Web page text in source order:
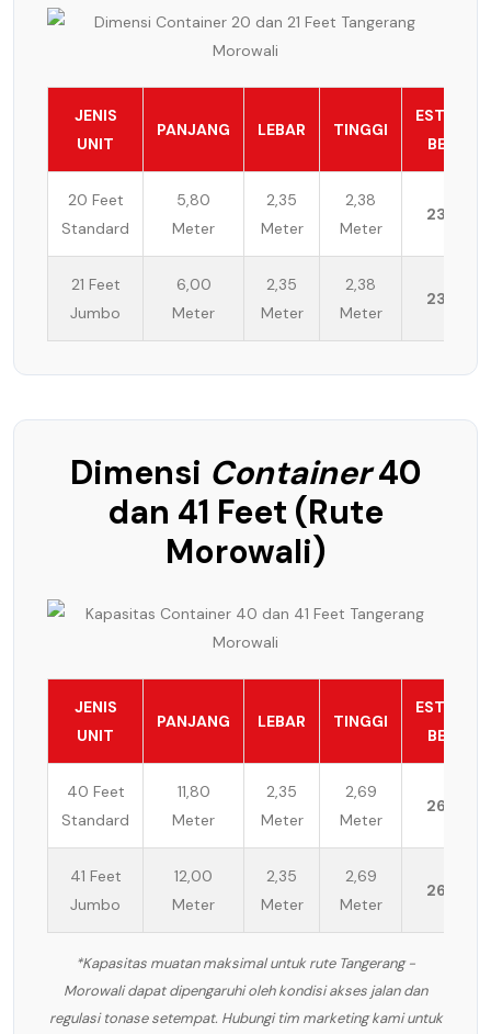
JENIS
UNIT
PANJANG LEBAR TINGGI
ESTIMASI
BEBAN
20 Feet
Standard
5,80
Meter
2,35
Meter
2,38
Meter
23 Ton
21 Feet
Jumbo
6,00
Meter
2,35
Meter
2,38
Meter
23 Ton
Dimensi Container40
dan 41 Feet (Rute
Morowali)
JENIS
UNIT
PANJANG LEBAR TINGGI
ESTIMASI
BEBAN
40 Feet
Standard
11,80
Meter
2,35
Meter
2,69
Meter
26 Ton
41 Feet
Jumbo
12,00
Meter
2,35
Meter
2,69
Meter
26 Ton
*Kapasitas muatan maksimal untuk rute Tangerang -
Morowali dapat dipengaruhi oleh kondisi akses jalan dan
regulasi tonase setempat. Hubungi tim marketing kami untuk